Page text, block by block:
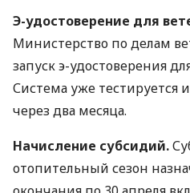
Э-удостоверение для
Министерство по делам
запуск э-удостоверения
Система уже тестируется
через два месяца.
Начисление субсидий.
отопительный сезон